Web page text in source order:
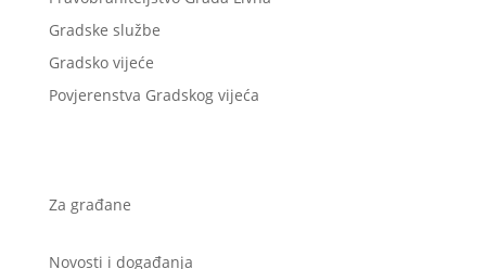
Gradske službe
Gradsko vijeće
Povjerenstva Gradskog vijeća
Za građane
Novosti i događanja